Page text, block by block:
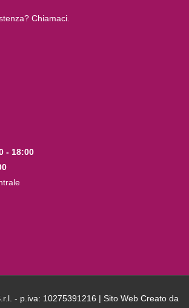
Chiamaci.
- 18:00
- p.iva: 10275391216 | Sito Web Creato da